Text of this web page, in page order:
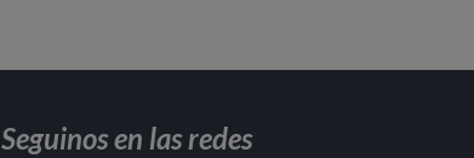
Seguinos en las redes